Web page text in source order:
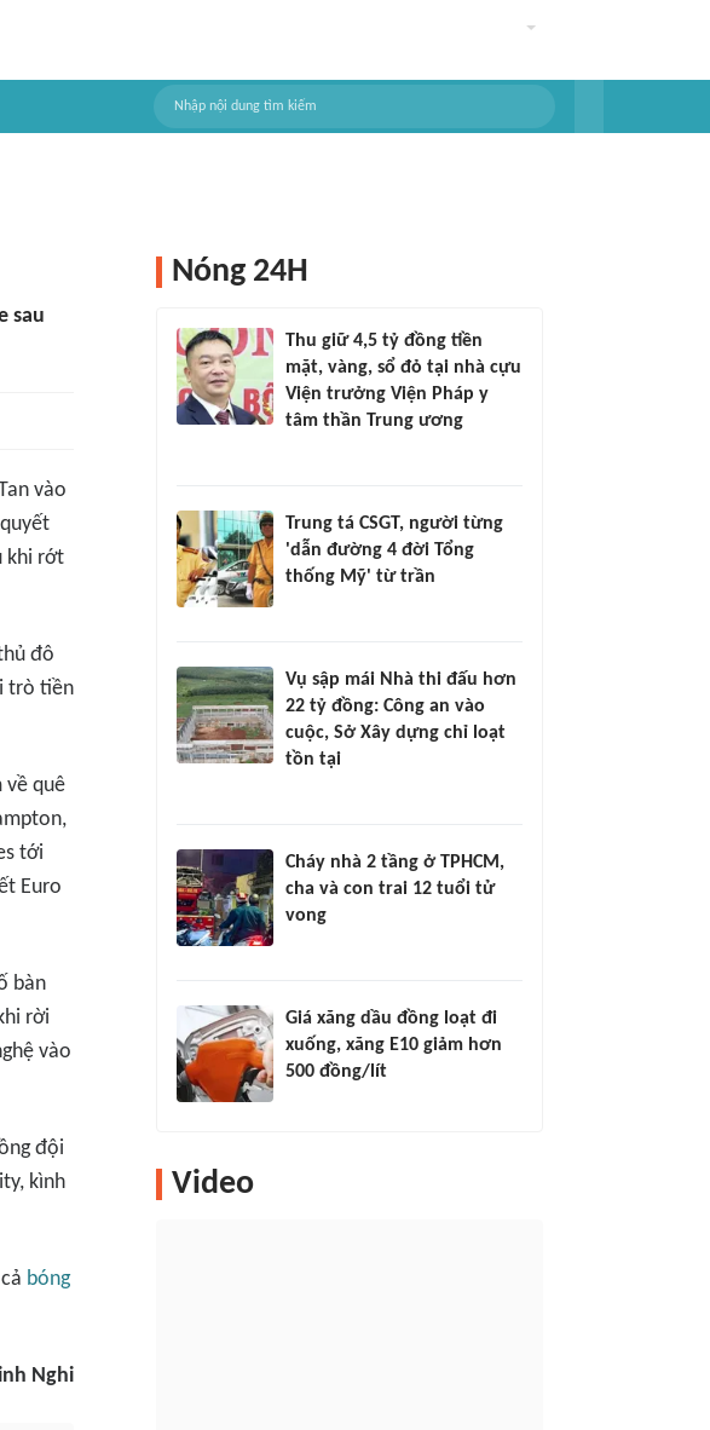
sau
vào
khi rớt
đô
trò tiền
về quê
tới
Euro
bàn
rời
vào
đội
kình
bóng
Nghi
Nóng 24H
Thu giữ 4,5 tỷ đồng tiền
mặt, vàng, sổ đỏ tại nhà cựu
Viện trưởng Viện Pháp y
tâm thần Trung ương
Trung tá CSGT, người từng
'dẫn đường 4 đời Tổng
thống Mỹ' từ trần
Vụ sập mái Nhà thi đấu hơn
22 tỷ đồng: Công an vào
cuộc, Sở Xây dựng chỉ loạt
tồn tại
Cháy nhà 2 tầng ở TPHCM,
cha và con trai 12 tuổi tử
vong
Giá xăng dầu đồng loạt đi
xuống, xăng E10 giảm hơn
500 đồng/lít
Video